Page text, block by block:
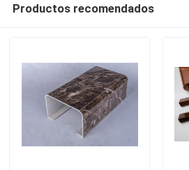
Productos recomendados